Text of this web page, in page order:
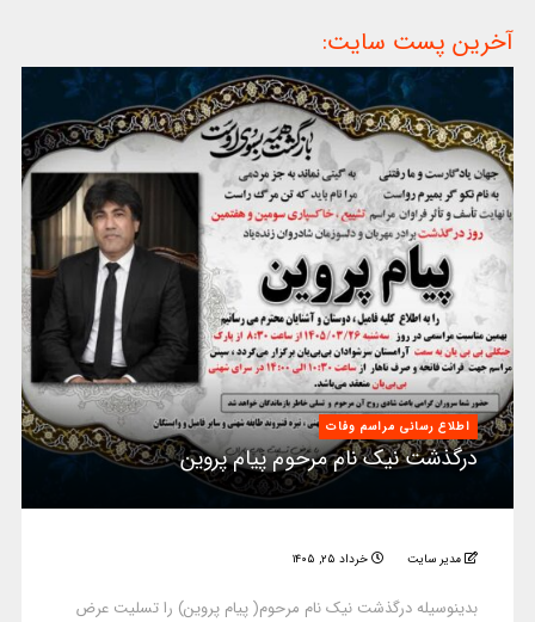
آخرین پست سایت:
اطلاع رسانی مراسم وفات
درگذشت نیک نام مرحوم پیام پروین
مدیر سایت خرداد ۲۵, ۱۴۰۵
بدینوسیله درگذشت نیک نام مرحوم( پیام پروین) را تسلیت عرض